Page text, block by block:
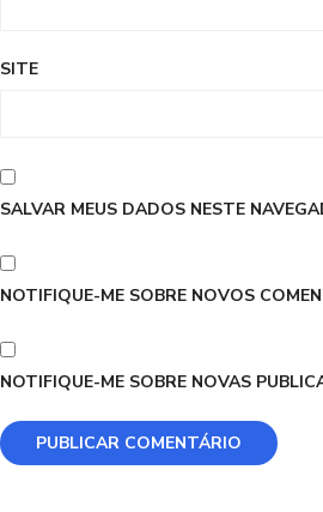
SITE
SALVAR MEUS DADOS NESTE
NOTIFIQUE-ME SOBRE NOVOS
NOTIFIQUE-ME SOBRE NOVAS